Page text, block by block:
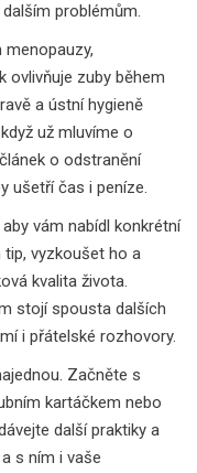
problémům.
ovlivňuje zuby během
a ústní hygieně
už mluvíme o
o odstranění
ušetří čas i peníze.
vám nabídl konkrétní
tip, vyzkoušet ho a
kvalita života.
stojí spousta dalších
i přátelské rozhovory.
Začněte s
kartáčkem nebo
další praktiky a
s ním i vaše